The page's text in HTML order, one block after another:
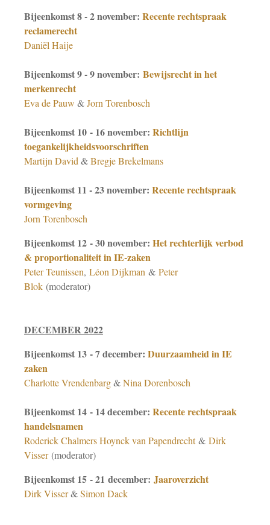
Bijeenkomst 8 - 2 november: Recente rechtspraak
reclamerecht
Daniël Haije
Bijeenkomst 9 - 9 november: Bewijsrecht in het
merkenrecht
Eva de Pauw &Jorn Torenbosch
Bijeenkomst 10 - 16 november: Richtlijn
toegankelijkheidsvoorschriften
Martijn David &Bregje Brekelmans
Bijeenkomst 11 - 23 november: Recente rechtspraak
vormgeving
Jorn Torenbosch
Bijeenkomst 12 - 30 november: Het rechterlijk verbod
& proportionaliteit in IE-zaken
Peter Teunissen, Léon Dijkman & Peter
Blok (moderator)
DECEMBER 2022
Bijeenkomst 13 - 7 december: Duurzaamheid in IE
zaken
Charlotte Vrendenbarg&Nina Dorenbosch
Bijeenkomst 14 - 14 december: Recente rechtspraak
handelsnamen
Roderick Chalmers Hoynck van Papendrecht& Dirk
Visser(moderator)
Bijeenkomst 15 - 21 december: Jaaroverzicht
Dirk Visser&Simon Dack